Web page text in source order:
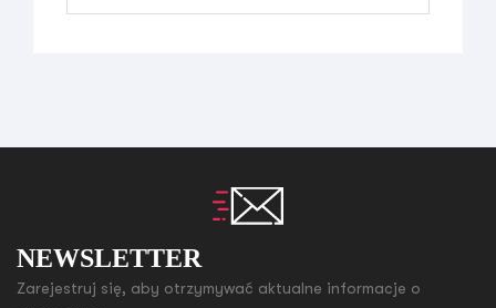
NEWSLETTER
Zarejestruj się, aby otrzymywać aktualne informacje o